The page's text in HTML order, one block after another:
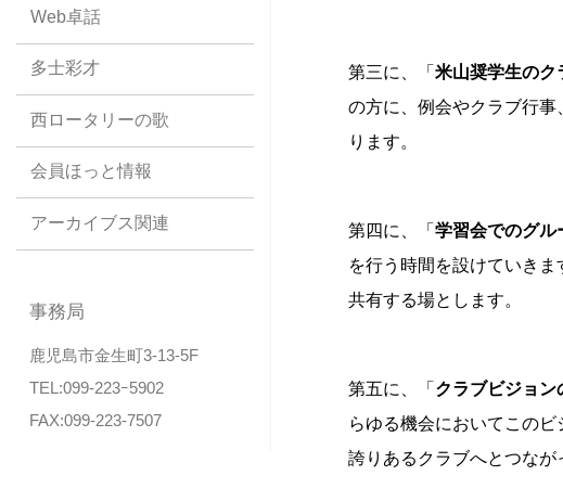
Web卓話
多士彩才
西ロータリーの歌
会員ほっと情報
アーカイブス関連
事務局
鹿児島市金生町3-13-5F
TEL:099-223ｰ5902
FAX:099-223-7507
第三に、「米山奨学生のク
の方に、例会やクラブ行
ります。
第四に、「学習会でのグル
を行う時間を設けていき
共有する場とします。
第五に、「 クラブビジョン
らゆる機会においてこの
誇りあるクラブへとつなが